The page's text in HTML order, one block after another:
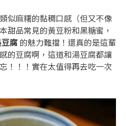
似麻糬的黏稠口感（但又不像
甜品常見的黃豆粉和黑糖蜜，
腐 的魅力難擋！還真的是這輩
的豆腐啊，這道和湯豆腐都讓
！！！實在太值得再去吃一次